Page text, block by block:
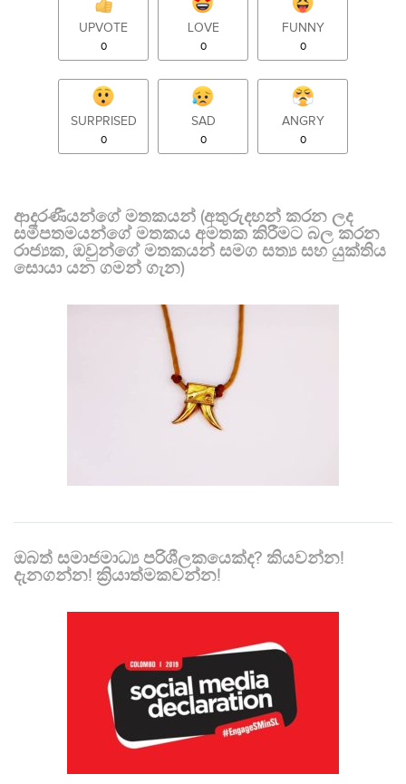
UPVOTE
0
LOVE
0
FUNNY
0
SURPRISED
0
SAD
0
ANGRY
0
ආදරණීයන්ගේ මතකයන් (අතුරුදහන් කරන ලද
සමීපතමයන්ගේ මතකය අමතක කිරීමට බල කරන
රාජ්‍යක, ඔවුන්ගේ මතකයන් සමග සත්‍ය සහ යුක්තිය
සොයා යන ගමන් ගැන)
ඔබත් සමාජමාධ්‍ය පරිශීලකයෙක්ද? කියවන්න!
දැනගන්න! ක්‍රියාත්මකවන්න!